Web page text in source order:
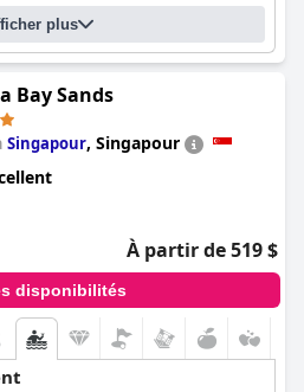
plus
Bay Sands
Singapour, Singapour
À partir de 519 $
disponibilités